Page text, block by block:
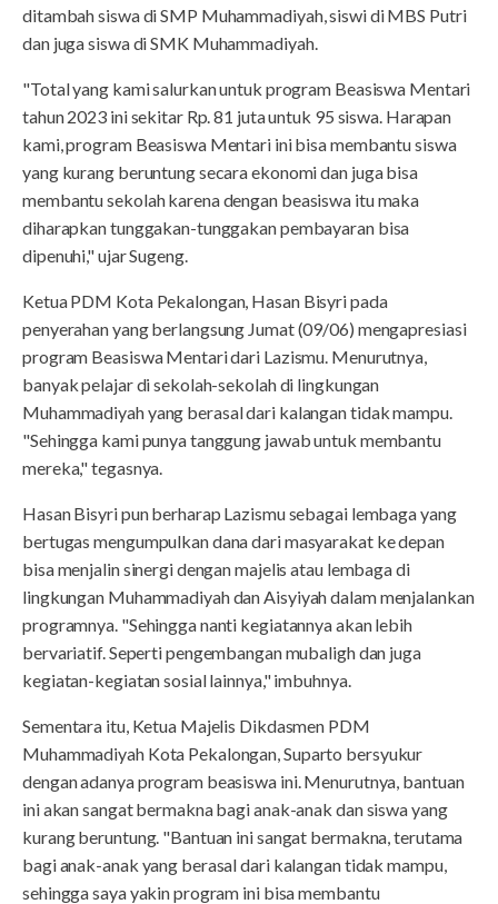
ditambah siswa di SMP Muhammadiyah, siswi di MBS Putri
dan juga siswa di SMK Muhammadiyah.
"Total yang kami salurkan untuk program Beasiswa Mentari
tahun 2023 ini sekitar Rp. 81 juta untuk 95 siswa. Harapan
kami, program Beasiswa Mentari ini bisa membantu siswa
yang kurang beruntung secara ekonomi dan juga bisa
membantu sekolah karena dengan beasiswa itu maka
diharapkan tunggakan-tunggakan pembayaran bisa
dipenuhi," ujar Sugeng.
Ketua PDM Kota Pekalongan, Hasan Bisyri pada
penyerahan yang berlangsung Jumat (09/06) mengapresiasi
program Beasiswa Mentari dari Lazismu. Menurutnya,
banyak pelajar di sekolah-sekolah di lingkungan
Muhammadiyah yang berasal dari kalangan tidak mampu.
"Sehingga kami punya tanggung jawab untuk membantu
mereka," tegasnya.
Hasan Bisyri pun berharap Lazismu sebagai lembaga yang
bertugas mengumpulkan dana dari masyarakat ke depan
bisa menjalin sinergi dengan majelis atau lembaga di
lingkungan Muhammadiyah dan Aisyiyah dalam menjalankan
programnya. "Sehingga nanti kegiatannya akan lebih
bervariatif. Seperti pengembangan mubaligh dan juga
kegiatan-kegiatan sosial lainnya," imbuhnya.
Sementara itu, Ketua Majelis Dikdasmen PDM
Muhammadiyah Kota Pekalongan, Suparto bersyukur
dengan adanya program beasiswa ini. Menurutnya, bantuan
ini akan sangat bermakna bagi anak-anak dan siswa yang
kurang beruntung. "Bantuan ini sangat bermakna, terutama
bagi anak-anak yang berasal dari kalangan tidak mampu,
sehingga saya yakin program ini bisa membantu